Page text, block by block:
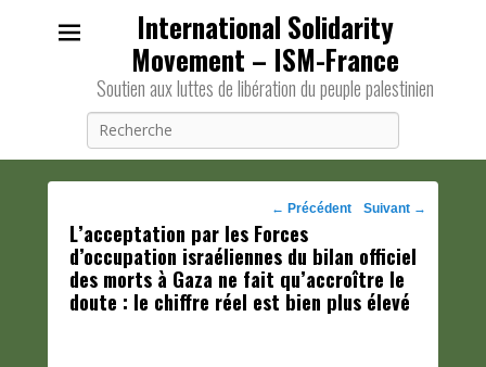
International Solidarity
Movement – ISM-France
Soutien aux luttes de libération du peuple palestinien
Navigation
des
posts
← Précédent Suivant →
L’acceptation par les Forces
d’occupation israéliennes du bilan officiel
des morts à Gaza ne fait qu’accroître le
doute : le chiffre réel est bien plus élevé